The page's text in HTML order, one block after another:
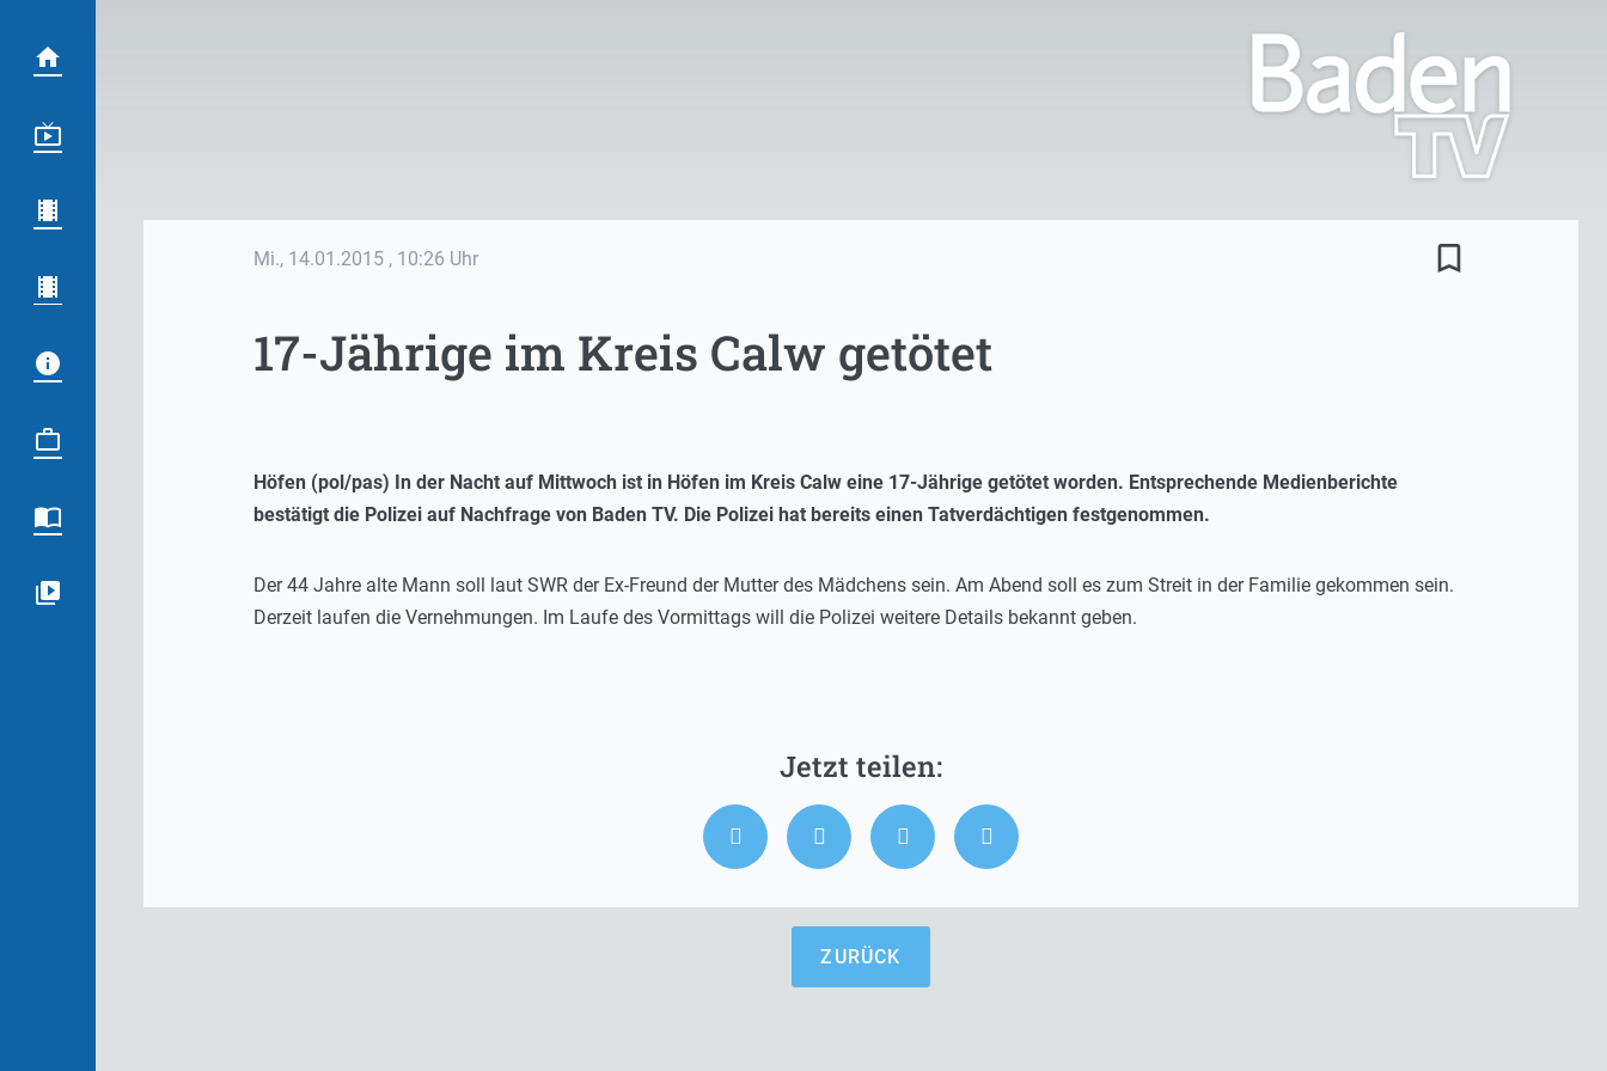
Mi., 14.01.2015 , 10:26 Uhr bookmark_border
17-Jährige im Kreis Calw getötet
Höfen (pol/pas) In der Nacht auf Mittwoch ist in Höfen im Kreis Calw eine 17-Jährige getötet worden. Entsprechende Medienberichte
bestätigt die Polizei auf Nachfrage von Baden TV. Die Polizei hat bereits einen Tatverdächtigen festgenommen.
Der 44 Jahre alte Mann soll laut SWR der Ex-Freund der Mutter des Mädchens sein. Am Abend soll es zum Streit in der Familie gekommen sein.
Derzeit laufen die Vernehmungen. Im Laufe des Vormittags will die Polizei weitere Details bekannt geben.
ZURÜCK